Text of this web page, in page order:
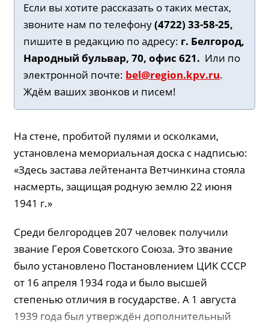
Если вы хотите рассказать о таких местах,
звоните нам по телефону(4722) 33-58-25,
пишите в редакцию по адресу: г. Белгород,
Народный бульвар, 70, офис 621. Или по
электронной почте: bel@region.kpv.ru.
Ждём ваших звонков и писем!
На стене, пробитой пулями и осколками,
установлена мемориальная доска с надписью:
«Здесь застава лейтенанта Ветчинкина стояла
насмерть, защищая родную землю 22 июня
1941 г.»
Среди белгородцев 207 человек получили
звание Героя Советского Союза. Это звание
было установлено Постановлением ЦИК СССР
от 16 апреля 1934 года и было высшей
степенью отличия в государстве. А 1 августа
1939 года был утверждён дополнительный